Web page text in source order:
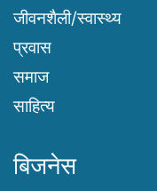
जीवनशैली/स्वास्थ्य
प्रवास
समाज
साहित्य
बिजनेस